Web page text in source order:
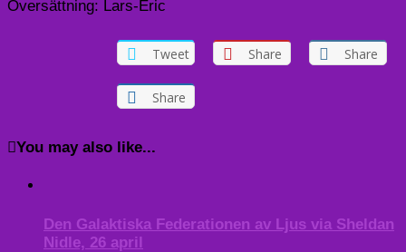
Översättning: Lars-Eric
Tweet Share Share
Share
You may also like...
Den Galaktiska Federationen av Ljus via Sheldan
Nidle, 26 april